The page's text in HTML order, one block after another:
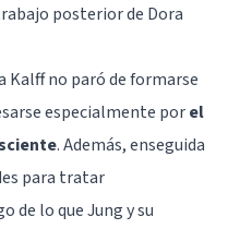
posterior de Dora
Kalff no paró de formarse
especialmente porel
. Además, enseguida
para tratar
de lo que Jung y su